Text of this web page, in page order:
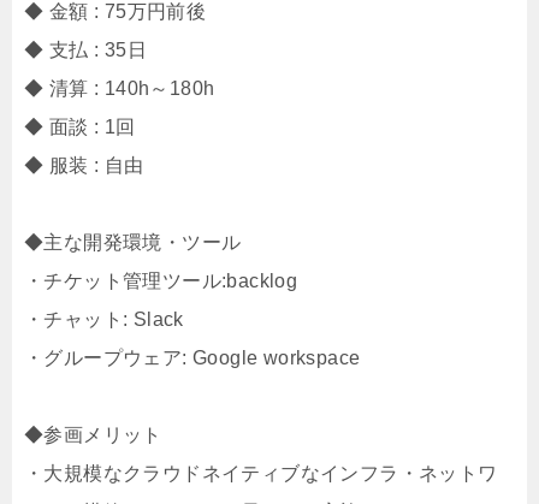
◆ 金額 : 75万円前後
◆ 支払 : 35日
◆ 清算 : 140h～180h
◆ 面談 : 1回
◆ 服装 : 自由
◆主な開発環境・ツール
・チケット管理ツール:backlog
・チャット: Slack
・グループウェア: Google workspace
◆参画メリット
・大規模なクラウドネイティブなインフラ・ネットワ